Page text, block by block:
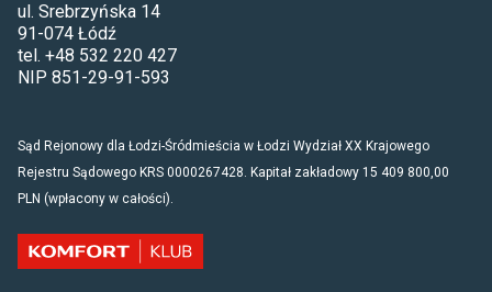
ul. Srebrzyńska 14
91-074 Łódź
tel. +48 532 220 427
NIP 851-29-91-593
Sąd Rejonowy dla Łodzi-Śródmieścia w Łodzi Wydział XX Krajowego
Rejestru Sądowego KRS 0000267428. Kapitał zakładowy 15 409 800,00
PLN (wpłacony w całości).